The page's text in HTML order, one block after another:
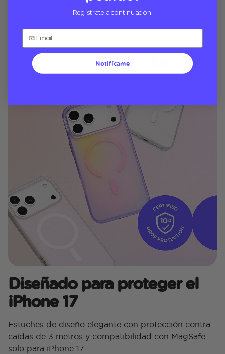
Fundas MagSafe elegantes y duraderas con diseños
iPhone
Diseñado para proteger el
iPhone 17
Estuches de diseño elegante con protección contra
caídas de 3 metros y compatibilidad con MagSafe
solo para iPhone 17
Regístrate a continuación:
Notifícame